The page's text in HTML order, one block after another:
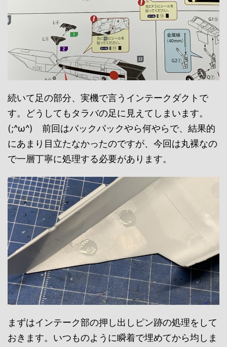
続いて足の部分、実機で言うインテークダクトで
す。どうしてもタラバの足に見えてしまいます。
(;^ω^) 前回はバックパックやら何やらで、結果的
にあまり目立たなかったのですが、今回は丸裸なの
で一層丁寧に処理する必要があります。
まずはインテーク部の押し出しピン跡の処理をして
おきます。いつものように瞬着で埋めてから均しま